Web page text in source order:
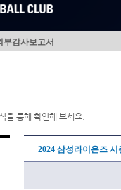
부감사보고서
을 통해 확인해 보세요.
2024 삼성라이온즈